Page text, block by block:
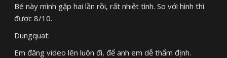
Bé này mình gặp hai lần rồi, rất nhiệt tình. So với hình thì
được 8/10.
Dungquat:
Em đăng video lên luôn đi, để anh em dễ thẩm định.